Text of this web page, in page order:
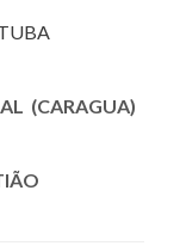
(CARAGUA)